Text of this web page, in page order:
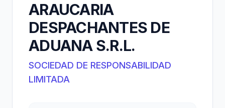
ARAUCARIA
DESPACHANTES DE
ADUANA S.R.L.
SOCIEDAD DE RESPONSABILIDAD
LIMITADA